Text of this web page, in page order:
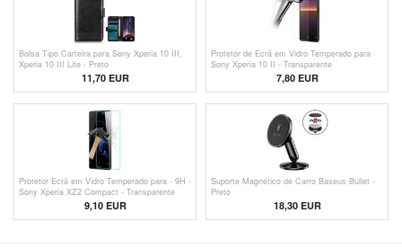
Bolsa Tipo Carteira para Sony Xperia 10 III,
Xperia 10 III Lite - Preto
11,70 EUR
Protetor de Ecrã em Vidro Temperado para
Sony Xperia 10 II - Transparente
7,80 EUR
Protetor Ecrã em Vidro Temperado para - 9H -
Sony Xperia XZ2 Compact - Transparente
9,10 EUR
Suporte Magnético de Carro Baseus Bullet -
Preto
18,30 EUR